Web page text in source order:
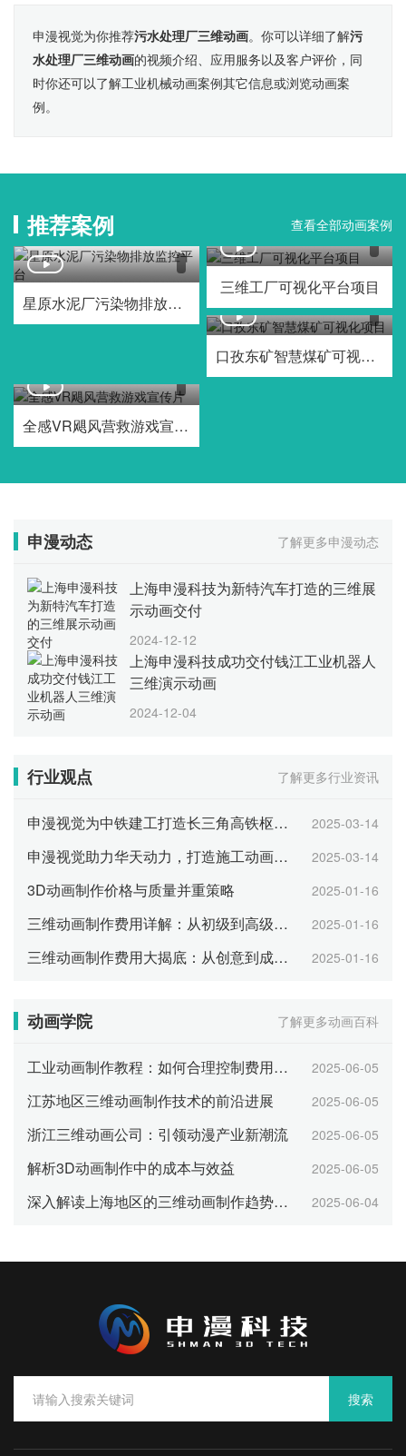
申漫视觉为你推荐污水处理厂三维动画。你可以详细了解污
水处理厂三维动画的视频介绍、应用服务以及客户评价，同
时你还可以了解工业机械动画案例其它信息或浏览动画案
例。
推荐案例 查看全部动画案例
星原水泥厂污染物排放监控平台
三维工厂可视化平台项目
口孜东矿智慧煤矿可视化项目
全感VR飓风营救游戏宣传片
申漫动态 了解更多申漫动态
上海申漫科技为新特汽车打造的三维展
示动画交付
2024-12-12
上海申漫科技成功交付钱江工业机器人
三维演示动画
2024-12-04
行业观点 了解更多行业资讯
申漫视觉为中铁建工打造长三角高铁枢纽"数字孪生体" 2025-03-14
申漫视觉助力华天动力，打造施工动画新标杆 2025-03-14
3D动画制作价格与质量并重策略 2025-01-16
三维动画制作费用详解：从初级到高级的报价分析 2025-01-16
三维动画制作费用大揭底：从创意到成片的全方位费用 2025-01-16
动画学院 了解更多动画百科
工业动画制作教程：如何合理控制费用与成本 2025-06-05
江苏地区三维动画制作技术的前沿进展 2025-06-05
浙江三维动画公司：引领动漫产业新潮流 2025-06-05
解析3D动画制作中的成本与效益 2025-06-05
深入解读上海地区的三维动画制作趋势与机遇 2025-06-04
搜索